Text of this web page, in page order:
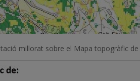
millorat sobre el Mapa topogràfic de